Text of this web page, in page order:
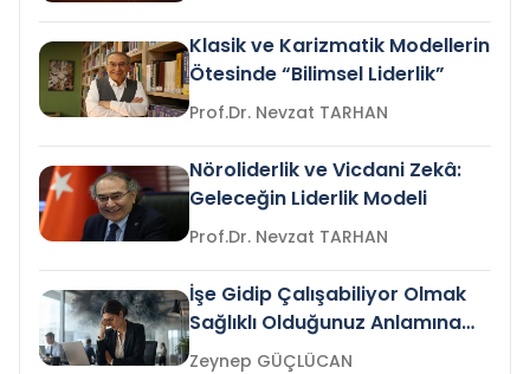
Klasik ve Karizmatik Modellerin
Ötesinde “Bilimsel Liderlik”
Prof.Dr. Nevzat TARHAN
Nöroliderlik ve Vicdani Zekâ:
Geleceğin Liderlik Modeli
Prof.Dr. Nevzat TARHAN
İşe Gidip Çalışabiliyor Olmak
Sağlıklı Olduğunuz Anlamına
Gelir mi?Zeynep GÜÇLÜCAN